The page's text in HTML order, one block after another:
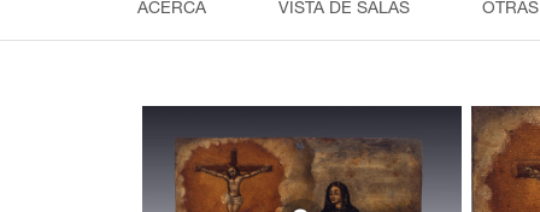
ACERCA VISTA DE SALAS